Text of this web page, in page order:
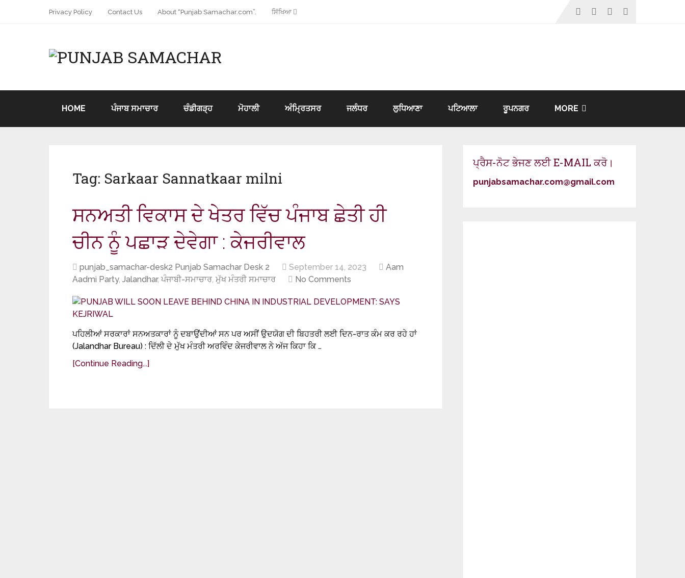
Privacy Policy Contact Us About “Punjab Samachar.com”. ਸਿੱਖਿਆ
HOME ਪੰਜਾਬ ਸਮਾਚਾਰ ਚੰਡੀਗੜ੍ਹ ਮੋਹਾਲੀ ਅੰਮ੍ਰਿਤਸਰ ਜਲੰਧਰ ਲੁਧਿਆਣਾ ਪਟਿਆਲਾ ਰੂਪਨਗਰ MORE
Tag: Sarkaar Sannatkaar milni
ਸਨਅਤੀ ਵਿਕਾਸ ਦੇ ਖੇਤਰ ਵਿੱਚ ਪੰਜਾਬ ਛੇਤੀ ਹੀ
ਚੀਨ ਨੂੰ ਪਛਾੜ ਦੇਵੇਗਾ : ਕੇਜਰੀਵਾਲ
punjab_samachar-desk2 Punjab Samachar Desk 2 September 14, 2023
Aam
Aadmi Party, Jalandhar, ਪੰਜਾਬੀ-ਸਮਾਚਾਰ, ਮੁੱਖ ਮੰਤਰੀ ਸਮਾਚਾਰ No Comments
ਪਹਿਲੀਆਂ ਸਰਕਾਰਾਂ ਸਨਅਤਕਾਰਾਂ ਨੂੰ ਦਬਾਉਂਦੀਆਂ ਸਨ ਪਰ ਅਸੀਂ ਉਦਯੋਗ ਦੀ ਬਿਹਤਰੀ ਲਈ ਦਿਨ-ਰਾਤ ਕੰਮ ਕਰ ਰਹੇ ਹਾਂ
(Jalandhar Bureau) : ਦਿੱਲੀ ਦੇ ਮੁੱਖ ਮੰਤਰੀ ਅਰਵਿੰਦ ਕੇਜਰੀਵਾਲ ਨੇ ਅੱਜ ਕਿਹਾ ਕਿ …
[Continue Reading...]
ਪ੍ਰੈਸ-ਨੋਟ ਭੇਜਣ ਲਈ E-MAIL ਕਰੋ।
punjabsamachar.com@gmail.com